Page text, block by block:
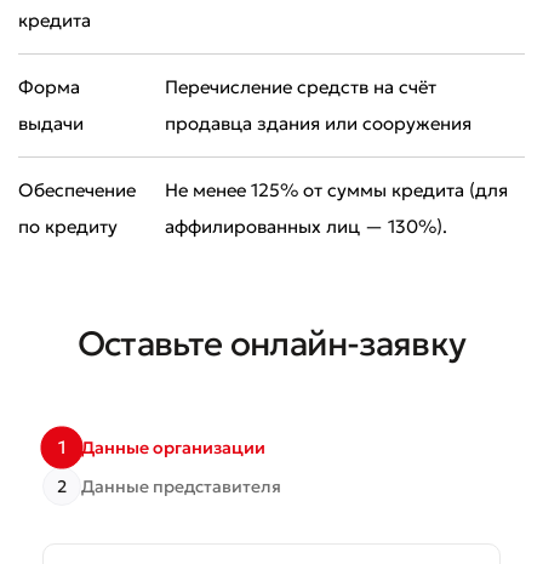
кредита
Форма
выдачи
Перечисление средств на счёт
продавца здания или сооружения
Обеспечение
по кредиту
Не менее 125% от суммы кредита (для
аффилированных лиц — 130%).
Оставьте онлайн-заявку
1
Данные организации
2
Данные представителя